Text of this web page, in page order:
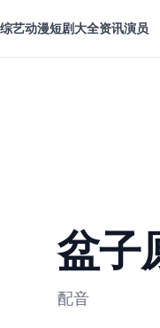
综艺动漫短剧大全资讯演员
盆子
配音